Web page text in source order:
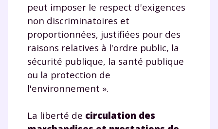
peut imposer le respect d'exigences
non discriminatoires et
proportionnées, justifiées pour des
raisons relatives à l'ordre public, la
sécurité publique, la santé publique
ou la protection de
l'environnement ».
La liberté de circulation des
scolaire !
Fiches de cours et vidéos, exercices
corrigés
podcasts de révisions
Unespace dédié aux parents pour
suivre les progrès
Tout le programme scolaire du CP à
la Terminale
à la demande par tchat, audio ou
vidéo